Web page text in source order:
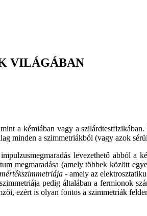
VILÁGÁBAN
a kémiában vagy a
minden a szimmetriákból (vagy azok
levezethető abból
megmaradása (amely többek között
mértékszimmetriája -amely az
pedig általában a fermionok
ezért is olyan fontos a szimmetriák